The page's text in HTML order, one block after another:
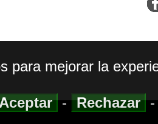
para mejorar la
-Rechazar